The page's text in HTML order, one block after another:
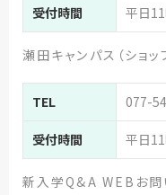
受付時間 平日
瀬田キャンパス（ショッ
TEL 077-
受付時間 平日
新入学Q&A WEBお問